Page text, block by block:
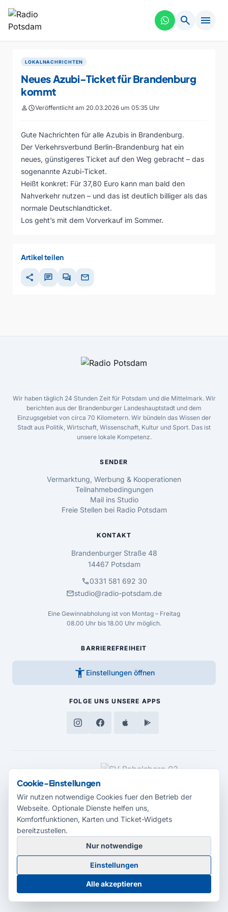
search menu
LOKALNACHRICHTEN
Neues Azubi-Ticket für Brandenburg
kommt
personscheduleVeröffentlicht am 20.03.2026 um 05:35 Uhr
Gute Nachrichten für alle Azubis in Brandenburg.
Der Verkehrsverbund Berlin-Brandenburg hat ein
neues, günstigeres Ticket auf den Weg gebracht – das
sogenannte Azubi-Ticket.
Heißt konkret: Für 37,80 Euro kann man bald den
Nahverkehr nutzen – und das ist deutlich billiger als das
normale Deutschlandticket.
Los geht’s mit dem Vorverkauf im Sommer.
Artikel teilen
share chat forum mail
Wir haben täglich 24 Stunden Zeit für Potsdam und die Mittelmark. Wir
berichten aus der Brandenburger Landeshauptstadt und dem
Einzugsgebiet von circa 70 Kilometern. Wir bündeln das Wissen der
Stadt aus Politik, Wirtschaft, Wissenschaft, Kultur und Sport. Das ist
unsere lokale Kompetenz.
SENDER
Vermarktung, Werbung & Kooperationen
Teilnahmebedingungen
Mail ins Studio
Freie Stellen bei Radio Potsdam
KONTAKT
Brandenburger Straße 48
14467 Potsdam
call0331 581 692 30
mailstudio@radio-potsdam.de
Eine Gewinnabholung ist von Montag – Freitag
08.00 Uhr bis 18.00 Uhr möglich.
BARRIEREFREIHEIT
accessibility_new Einstellungen öffnen
FOLGE UNS UNSERE APPS
MEDIENPARTNER
© 2026 Radio Potsdam. Webseite entwickelt durch dieMedienagentur
Babelsberg
BarrierefreiheitserklärungAGBDatenschutzImpressum
Cookie-Einstellungen
Cookie-Einstellungen
Wir nutzen notwendige Cookies fuer den Betrieb der
Webseite. Optionale Dienste helfen uns,
Komfortfunktionen, Karten und Ticket-Widgets
bereitzustellen.
Nur notwendige
Einstellungen
Alle akzeptieren